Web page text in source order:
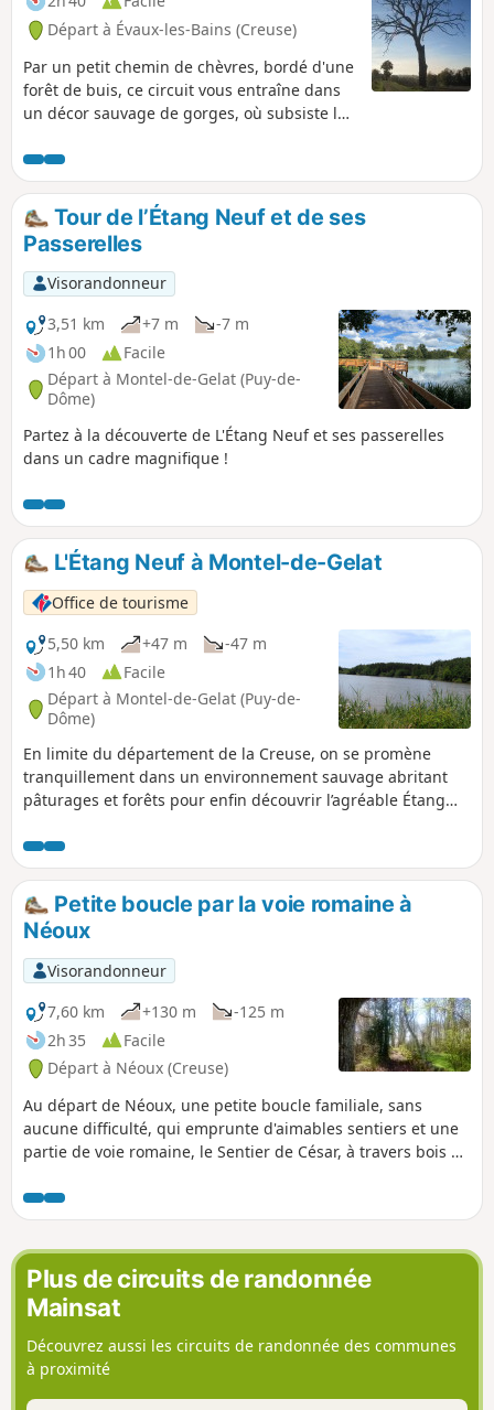
Départ à Évaux-les-Bains (Creuse)
Par un petit chemin de chèvres, bordé d'une
forêt de buis, ce circuit vous entraîne dans
un décor sauvage de gorges, où subsiste le
rives du Chat-Cros.
Tour de l’Étang Neuf et de ses
Passerelles
Visorandonneur
3,51 km
+7 m
-7 m
1h 00
Facile
Départ à Montel-de-Gelat (Puy-de-
Dôme)
Partez à la découverte de L'Étang Neuf et ses passerelles
dans un cadre magnifique !
L'Étang Neuf à Montel-de-Gelat
Office de tourisme
5,50 km
+47 m
-47 m
1h 40
Facile
Départ à Montel-de-Gelat (Puy-de-
Dôme)
En limite du département de la Creuse, on se promène
tranquillement dans un environnement sauvage abritant
pâturages et forêts pour enfin découvrir l’agréable Étang
Petite boucle par la voie romaine à
Néoux
Visorandonneur
7,60 km
+130 m
-125 m
2h 35
Facile
Départ à Néoux (Creuse)
Au départ de Néoux, une petite boucle familiale, sans
aucune difficulté, qui emprunte d'aimables sentiers et une
partie de voie romaine, le Sentier de César, à travers bois et
toute la mesure du possible.
Plus de circuits de randonnée
Mainsat
Découvrez aussi les circuits de randonnée des communes
à proximité